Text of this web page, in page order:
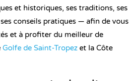
et historiques, ses traditions, ses
conseils pratiques — afin de vous
et à profiter du meilleur de
Golfe de Saint-Tropez et la Côte